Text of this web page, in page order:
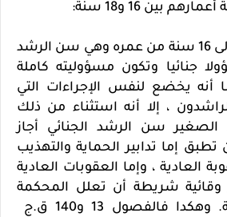
حينما يصل الحدث إلى 16 سنة من عمره وهي سن الرشد
جنائيا وتكون مسؤوليته كاملة
أنه يخضع لنفس الإجراءات التي
، إلا أنه استثناء من ذلك
الصغير سن الرشد الجنائي أجاز
تطبق إما تدابير الحماية والتهذيب
العادية ، وإما العقوبات العادية
وقائية شريطة أن تعلل المحكمة
ذلك بأسباب خاصة. وهكدا فالفصول 13 و140 ق.ج